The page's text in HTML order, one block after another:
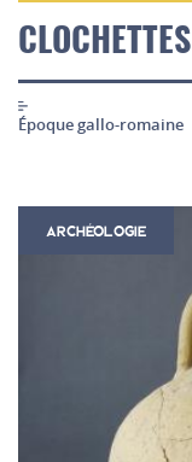
CLOCHETTES
Époque gallo-romaine
ARCHÉOLOGIE